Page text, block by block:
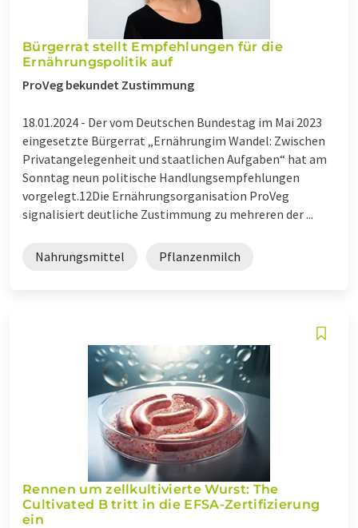
Bürgerrat stellt Empfehlungen für die
Ernährungspolitik auf
ProVeg bekundet Zustimmung
18.01.2024 - Der vom Deutschen Bundestag im Mai 2023
eingesetzte Bürgerrat „Ernährungim Wandel: Zwischen
Privatangelegenheit und staatlichen Aufgaben“ hat am
Sonntag neun politische Handlungsempfehlungen
vorgelegt.12Die Ernährungsorganisation ProVeg
signalisiert deutliche Zustimmung zu mehreren der ...
Nahrungsmittel Pflanzenmilch
Rennen um zellkultivierte Wurst: The
Cultivated B tritt in die EFSA-Zertifizierung
ein